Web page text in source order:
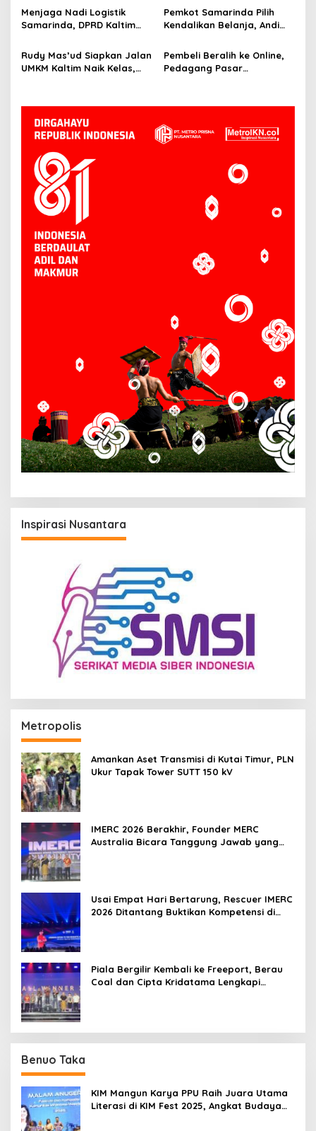
Menjaga Nadi Logistik
Samarinda, DPRD Kaltim
Mahulu
Pemkot Samarinda Pilih
Kendalikan Belanja, Andi
Penting daripada Berutang
Rudy Mas’ud Siapkan Jalan
UMKM Kaltim Naik Kelas,
Pembeli Beralih ke Online,
Pedagang Pasar
Inspirasi Nusantara
Metropolis
Amankan Aset Transmisi di Kutai Timur, PLN
Ukur Tapak Tower SUTT 150 kV
IMERC 2026 Berakhir, Founder MERC
Australia Bicara Tanggung Jawab yang
Usai Empat Hari Bertarung, Rescuer IMERC
2026 Ditantang Buktikan Kompetensi di
Piala Bergilir Kembali ke Freeport, Berau
Coal dan Cipta Kridatama Lengkapi
Benuo Taka
KIM Mangun Karya PPU Raih Juara Utama
Literasi di KIM Fest 2025, Angkat Budaya